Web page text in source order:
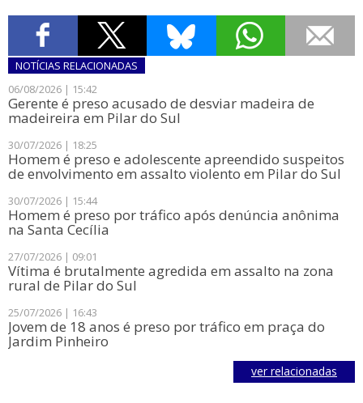
NOTÍCIAS RELACIONADAS
06/08/2026 | 15:42
​Gerente é preso acusado de desviar madeira de
madeireira em Pilar do Sul
30/07/2026 | 18:25
Homem é preso e adolescente apreendido suspeitos
de envolvimento em assalto violento em Pilar do Sul
30/07/2026 | 15:44
​Homem é preso por tráfico após denúncia anônima
na Santa Cecília
27/07/2026 | 09:01
Vítima é brutalmente agredida em assalto na zona
rural de Pilar do Sul
25/07/2026 | 16:43
Jovem de 18 anos é preso por tráfico em praça do
Jardim Pinheiro
ver relacionadas